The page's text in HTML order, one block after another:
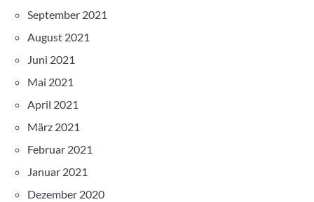
September 2021
August 2021
Juni 2021
Mai 2021
April 2021
März 2021
Februar 2021
Januar 2021
Dezember 2020